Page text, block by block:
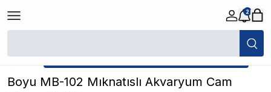
2
/ Boyu MB-102 Mıknatıslı Akvaryum Cam
★ Atakan Petshop, Boyu yetkili satıcısıdır.
Boyu MB-102 Mıknatıslı Akvaryum Cam